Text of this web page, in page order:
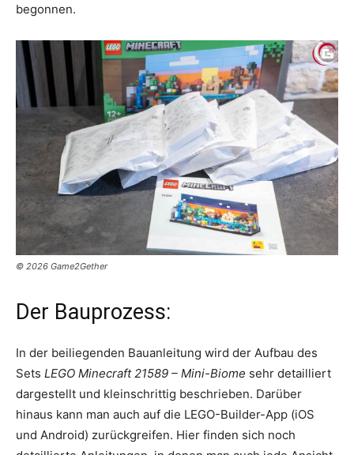
begonnen.
© 2026 Game2Gether
Der Bauprozess:
In der beiliegenden Bauanleitung wird der Aufbau des
Sets LEGO Minecraft 21589 – Mini-Biome sehr detailliert
dargestellt und kleinschrittig beschrieben. Darüber
hinaus kann man auch auf die LEGO-Builder-App (iOS
und Android) zurückgreifen. Hier finden sich noch